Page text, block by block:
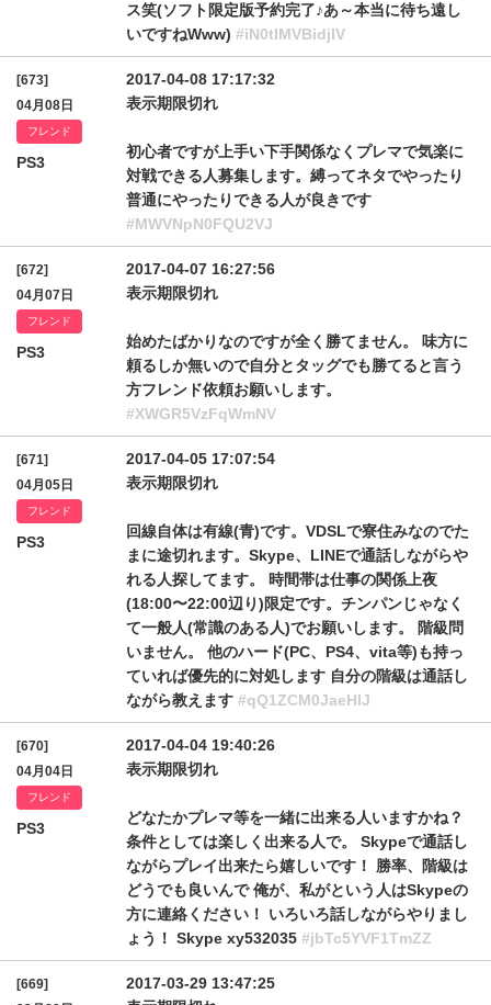
ス笑(ソフト限定版予約完了♪あ～本当に待ち遠し
いですねWww) #iN0tIMVBidjlV
[673]
04月08日
フレンド
PS3
2017-04-08 17:17:32
表示期限切れ
初心者ですが上手い下手関係なくプレマで気楽に
対戦できる人募集します。縛ってネタでやったり
普通にやったりできる人が良きです
#MWVNpN0FQU2VJ
[672]
04月07日
フレンド
PS3
2017-04-07 16:27:56
表示期限切れ
始めたばかりなのですが全く勝てません。 味方に
頼るしか無いので自分とタッグでも勝てると言う
方フレンド依頼お願いします。
#XWGR5VzFqWmNV
[671]
04月05日
フレンド
PS3
2017-04-05 17:07:54
表示期限切れ
回線自体は有線(青)です。VDSLで寮住みなのでた
まに途切れます。Skype、LINEで通話しながらや
れる人探してます。 時間帯は仕事の関係上夜
(18:00〜22:00辺り)限定です。チンパンじゃなく
て一般人(常識のある人)でお願いします。 階級問
いません。 他のハード(PC、PS4、vita等)も持っ
ていれば優先的に対処します 自分の階級は通話し
ながら教えます #qQ1ZCM0JaeHlJ
[670]
04月04日
フレンド
PS3
2017-04-04 19:40:26
表示期限切れ
どなたかプレマ等を一緒に出来る人いますかね？
条件としては楽しく出来る人で。 Skypeで通話し
ながらプレイ出来たら嬉しいです！ 勝率、階級は
どうでも良いんで 俺が、私がという人はSkypeの
方に連絡ください！ いろいろ話しながらやりまし
ょう！ Skype xy532035 #jbTc5YVF1TmZZ
[669]
2017-03-29 13:47:25